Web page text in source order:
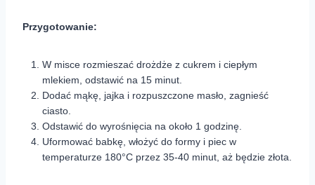
Przygotowanie:
W misce rozmieszać drożdże z cukrem i ciepłym
mlekiem, odstawić na 15 minut.
Dodać mąkę, jajka i rozpuszczone masło, zagnieść
ciasto.
Odstawić do wyrośnięcia na około 1 godzinę.
Uformować babkę, włożyć do formy i piec w
temperaturze 180°C przez 35-40 minut, aż będzie złota.